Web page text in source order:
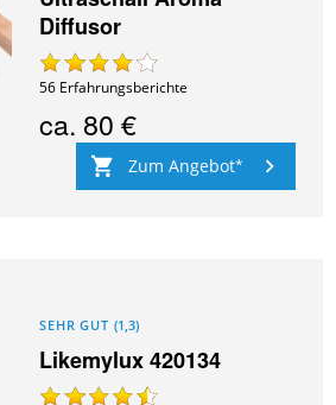
Diffusor
56 Erfahrungsberichte
ca. 80 €
Zum Angebot
SEHR GUT (1,3)
Likemylux 420134